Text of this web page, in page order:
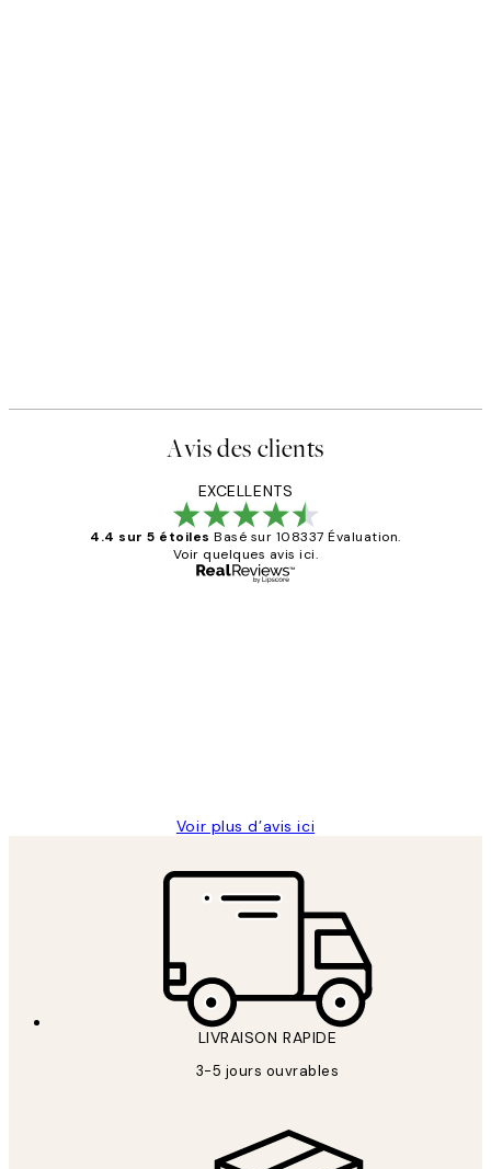
Avis des clients
EXCELLENTS
4.4 sur 5 étoiles Basé sur 108337 Évaluation.
Voir quelques avis ici.
Voir plus d’avis ici
LIVRAISON RAPIDE
3-5 jours ouvrables